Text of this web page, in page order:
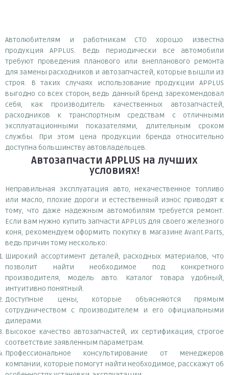
Автолюбителям и работникам СТО хорошо известна
продукция APPLUS. Ведь периодически все автомобили
требуют проведения планового или внепланового ремонта
для замены расходников и автозапчастей, которые вышли из
строя. В таких случаях использование продукции APPLUS
выгодно со всех сторон, ведь данный бренд зарекомендовал
себя, как производитель качественных автозапчастей,
расходников к транспортным средствам с отличными
эксплуатационными показателями, длительным сроком
службы. При этом цена продукции бренда относительно
доступна большинству автовладельцев.
Автозапчасти APPLUS на лучших
условиях!
Неправильная эксплуатация авто, некачественное топливо
или масло, плохие дороги и естественный износ приводят к
тому, что даже надежным автомобилям требуется ремонт.
Если вам нужно купить запчасти APPLUS для своего железного
коня, рекомендуем оформить покупку в магазине Avant.Parts,
ведь причин тому несколько:
Широкий ассортимент деталей, расходных материалов, что
позволит найти необходимое под конкретного
производителя, модель авто. Каталог товара удобный,
интуитивно понятный.
Доступные цены, которые объясняются прямым
сотрудничеством с производителем и его официальными
дилерами.
Высокое качество автозапчастей, их сертификация, строгое
соответствие заявленным параметрам.
Профессиональное консультирование от менеджеров
компании, которые помогут найти необходимое, расскажут об